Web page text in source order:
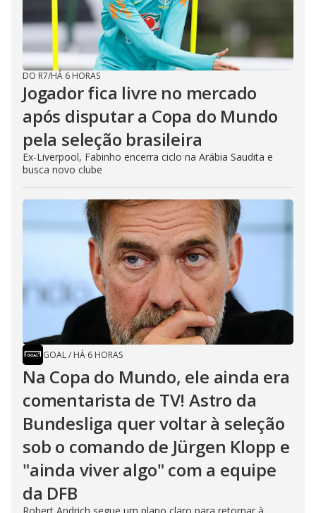
DO R7/HÁ 6 HORAS
Jogador fica livre no mercado
após disputar a Copa do Mundo
pela seleção brasileira
Ex-Liverpool, Fabinho encerra ciclo na Arábia Saudita e
busca novo clube
GOAL/ HÁ 6 HORAS
Na Copa do Mundo, ele ainda era
comentarista de TV! Astro da
Bundesliga quer voltar à seleção
sob o comando de Jürgen Klopp e
"ainda viver algo" com a equipe
da DFB